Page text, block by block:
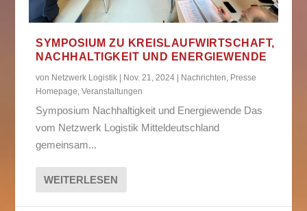
SYMPOSIUM ZU KREISLAUFWIRTSCHAFT,
NACHHALTIGKEIT UND ENERGIEWENDE
von Netzwerk Logistik Nov. 21, 2024 Nachrichten, Presse
Homepage,Veranstaltungen
Symposium Nachhaltigkeit und Energiewende Das
vom Netzwerk Logistik Mitteldeutschland
gemeinsam...
WEITERLESEN